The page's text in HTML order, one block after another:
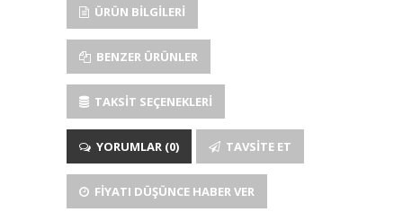
ÜRÜN BILGILERI
BENZER ÜRÜNLER
TAKSIT SEÇENEKLERI
YORUMLAR (0) TAVSITE ET
FIYATI DÜŞÜNCE HABER VER